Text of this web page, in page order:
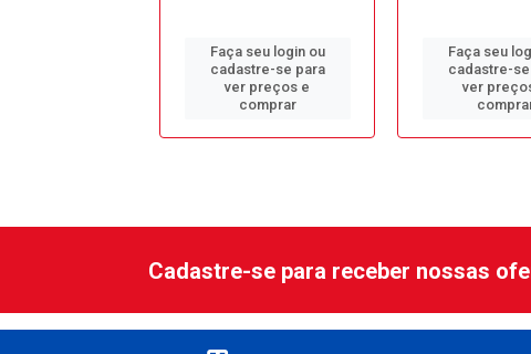
Faça seu login ou
cadastre-se para
ver preços e
comprar
Faça seu
cadastre-
ver
Cadastre-se para receber nossas